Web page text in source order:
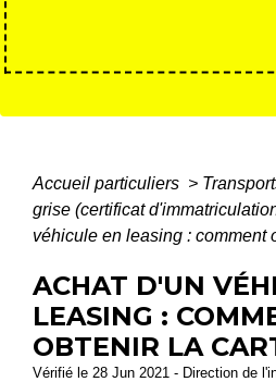
Accueil particuliers >
grise (certificat
véhicule en leasing : comment
ACHAT D'UN
LEASING :
OBTENIR LA
Vérifié le 28 Jun 2021 - Direction de